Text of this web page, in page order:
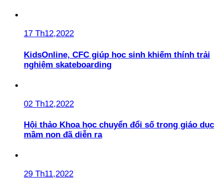
17 Th12,2022
KidsOnline, CFC giúp học sinh khiếm thính trải
nghiệm skateboarding
02 Th12,2022
Hội thảo Khoa học chuyển đổi số trong giáo dục
mầm non đã diễn ra
29 Th11,2022